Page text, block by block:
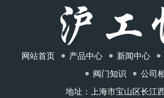
网站首页 产品中心 新闻中心
阀门知识
公司
地址：上海市宝山区长江